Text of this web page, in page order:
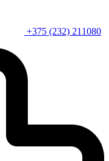
+375 (232) 211080